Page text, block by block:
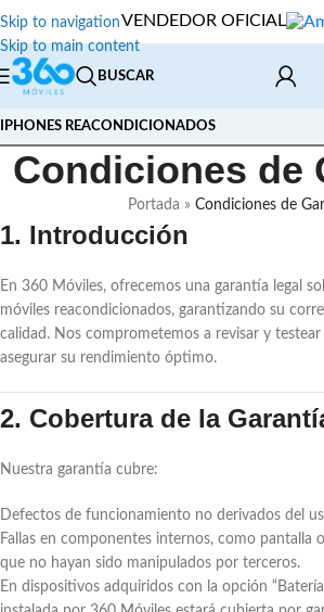
Skip to navigation
Skip to main content
VENDEDOR OFICIAL
BUSCAR
IPHONES REACONDICIONADOS
Condiciones de
Portada » Condiciones de
1. Introducción
En 360 Móviles, ofrecemos una garantía legal
móviles reacondicionados, garantizando su
calidad. Nos comprometemos a revisar y
asegurar su rendimiento óptimo.
2. Cobertura de la
Nuestra garantía cubre:
Defectos de funcionamiento no derivados del
Fallas en componentes internos, como pantalla
que no hayan sido manipulados por terceros.
En dispositivos adquiridos con la opción